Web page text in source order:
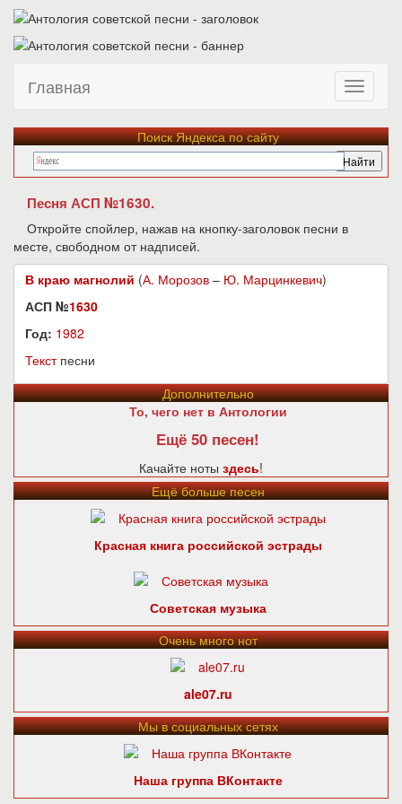
Главная
Поиск Яндекса по сайту
Песня АСП №1630.
Откройте спойлер, нажав на кнопку-заголовок песни в
месте, свободном от надписей.
В краю магнолий (А. Морозов – Ю. Марцинкевич)
АСП №1630
Год: 1982
Текстпесни
Дополнительно
То, чего нет в Антологии
Ещё 50 песен!
Качайте ноты здесь!
Ещё больше песен
Красная книга российской эстрады
Советская музыка
Очень много нот
ale07.ru
Мы в социальных сетях
Наша группа ВКонтакте